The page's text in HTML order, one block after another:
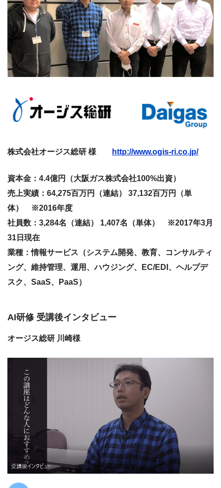
株式会社オージス総研 様 http://www.ogis-ri.co.jp/
資本金：4.4億円（大阪ガス株式会社100%出資）
売上実績：64,275百万円（連結） 37,132百万円（単
体） ※2016年度
社員数：3,284名（連結） 1,407名（単体） ※2017年3月
31日現在
業種：情報サービス（システム開発、教育、コンサルティ
ング、維持管理、運用、ハウジング、EC/EDI、ヘルプデ
スク、SaaS、PaaS）
AI研修 受講後インタビュー
オージス総研 川崎様